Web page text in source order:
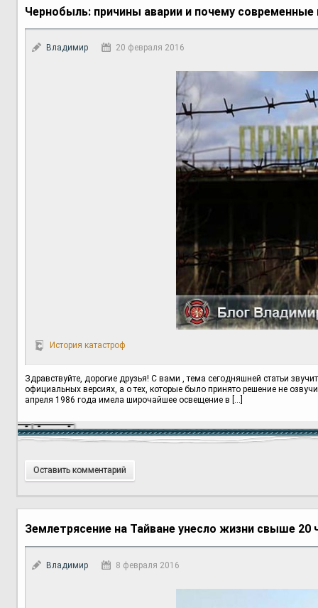
Чернобыль: причины аварии и почему
Владимир 20 февраля 2016
История катастроф
Здравствуйте, дорогие друзья! С вами , тема сегодняшней статьи
официальных версиях, а о тех, которые было принято решение не
апреля 1986 года имела широчайшее освещение в […]
Оставить комментарий
Землетрясение на Тайване унесло жизни свыше 20
Владимир 8 февраля 2016